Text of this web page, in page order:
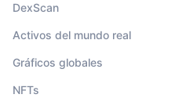
DexScan
Activos del mundo real
Gráficos globales
NFTs